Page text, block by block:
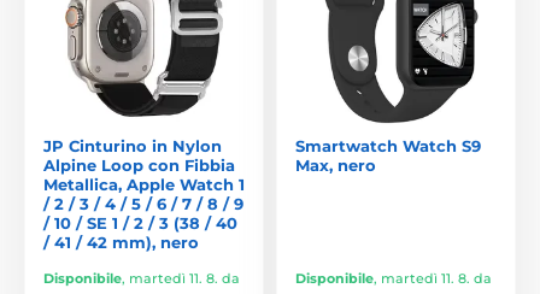
JP Cinturino in Nylon
Alpine Loop con Fibbia
Metallica, Apple Watch 1
/ 2 / 3 / 4 / 5 / 6 / 7 / 8 / 9
/ 10 / SE 1 / 2 / 3 (38 / 40
/ 41 / 42 mm), nero
Disponibile, martedì 11. 8. da
Smartwatch Watch S9
Max, nero
Disponibile, martedì 11. 8. da